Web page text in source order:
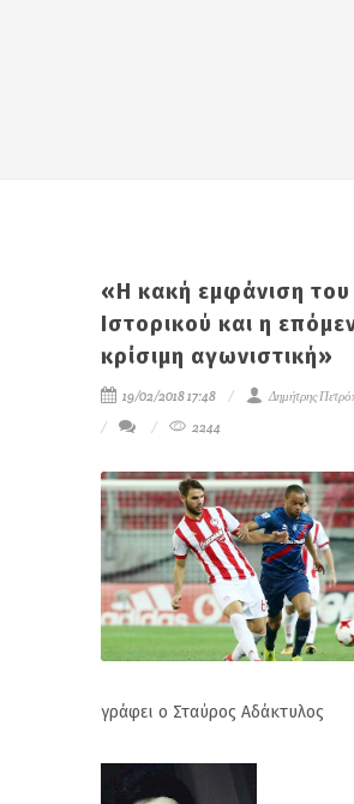
«Η κακή εμφάνιση του
Ιστορικού και η
κρίσιμη αγωνιστική»
19/02/2018 17:48
Δημήτρης
2244
γράφει ο Σταύρος Αδάκτυλος